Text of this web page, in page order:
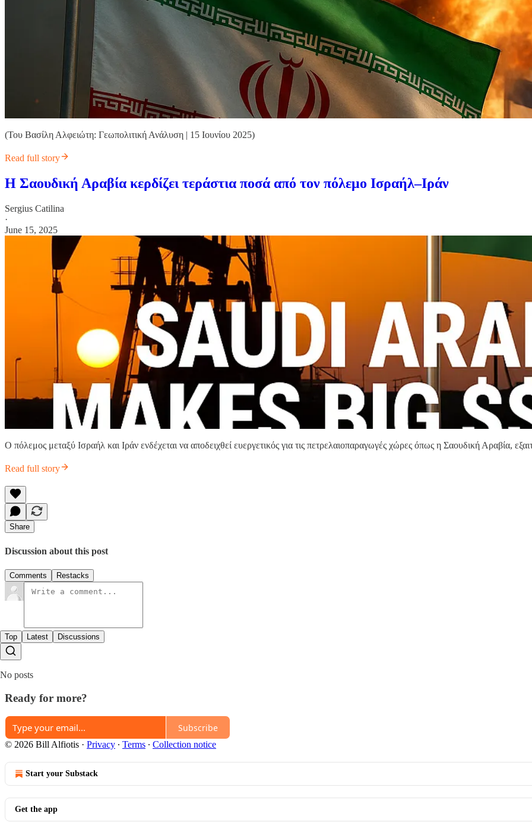
(Του Βασίλη Αλφειώτη: Γεωπολιτική Ανάλυση | 15 Ιουνίου 2025)
Read full story
Η Σαουδική Αραβία κερδίζει τεράστια ποσά από τον πόλεμο Ισραήλ–Ιράν
Sergius Catilina
·
June 15, 2025
Ο πόλεμος μεταξύ Ισραήλ και Ιράν ενδέχεται να αποδειχθεί ευεργετικός για τις πετρελαιοπαραγωγές χώρες όπως η Σαουδική Αραβία,
Read full story
Share
Discussion about this post
Comments Restacks
Top Latest Discussions
No posts
Ready for more?
Subscribe
© 2026 Bill Alfiotis · Privacy ∙ Terms ∙ Collection notice
Start your Substack
Get the app